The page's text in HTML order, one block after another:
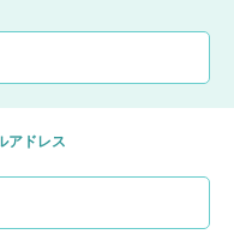
アドレス